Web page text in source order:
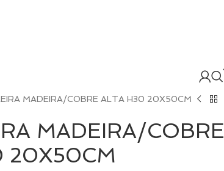
MADEIRA/COBRE ALTA H30 20X50CM
MADEIRA/COBRE
20X50CM